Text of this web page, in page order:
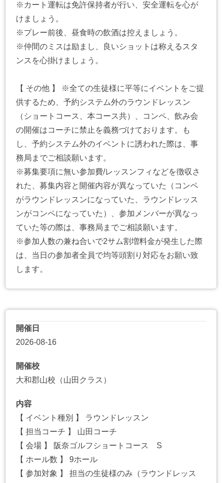
※カート運転は免許保持者が行い、安全運転を心が
けましょう。
※プレー前後、昼食時の飲酒は控えましょう。
※仲間のミスは励まし、良いショットは称えるスタ
ンスを心掛けましょう。
【 その他 】 ※全ての生徒様に平等にイベントをご提
供するため、予約システム外のラウンドレッスン
（ショートコース、本コース共）、コンペ、飲み会
の開催はコーチに禁止を義務づけております。も
し、予約システム外のイベントに誘われた際は、事
務局までご相談願います。
※募集要項に無い参加費/レッスンフィなどを徴収さ
れた、募集内容と開催内容が異なっていた（コンペ
がラウンドレッスンになっていた、ラウンドレッス
ンがコンペになっていた）、参加メンバーが異なっ
ていた等の際は、事務局までご相談願います。
※参加人数の兼ね合いで2サム割増料金が発生した際
は、当日の参加者全員で均等頭割り対応をお願い致
します。
開催日
2026-08-16
開催校
大和郡山校（山田クラス）
内容
【 イベント種別 】 ラウンドレッスン
【 担当コーチ 】 山田コーチ
【 会場 】 阪奈ゴルフショートコース S
【 ホール数 】 9ホール
【 参加対象 】 担当の生徒様のみ（ラウンドレッス